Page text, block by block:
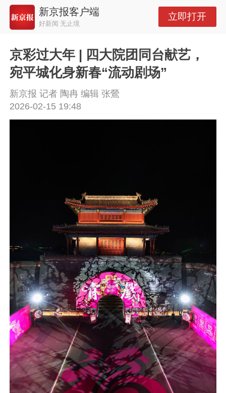
新京报客户端
好新闻 无止境
立即打开
京彩过大年 | 四大院团同台献艺，
宛平城化身新春“流动剧场”
新京报 记者 陶冉 编辑 张鶯
2026-02-15 19:48